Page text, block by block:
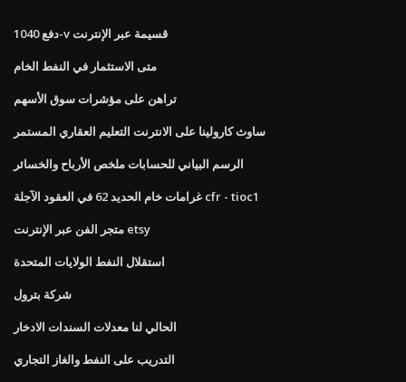
دفع 1040-v قسيمة عبر الإنترنت
متى الاستثمار في النفط الخام
تراهن على مؤشرات سوق الأسهم
ساوث كارولينا على الانترنت التعليم العقاري المستمر
الرسم البياني للحسابات ملخص الأرباح والخسائر
غرامات خام الحديد 62 في العقود الآجلة cfr - tioc1
متجر الفن عبر الإنترنت etsy
استقلال النفط الولايات المتحدة
شركة بترول
الحالي لنا معدلات السندات الادخار
التدريب على النفط والغاز التجاري